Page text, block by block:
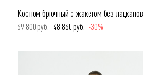
Костюм брючный с жакетом без лацканов
69 800 руб. 48 860 руб. -30%